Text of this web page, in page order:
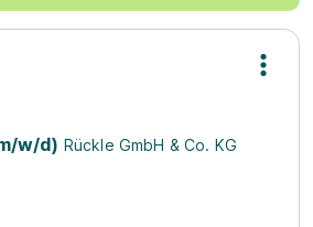
w/d) Rückle GmbH & Co. KG